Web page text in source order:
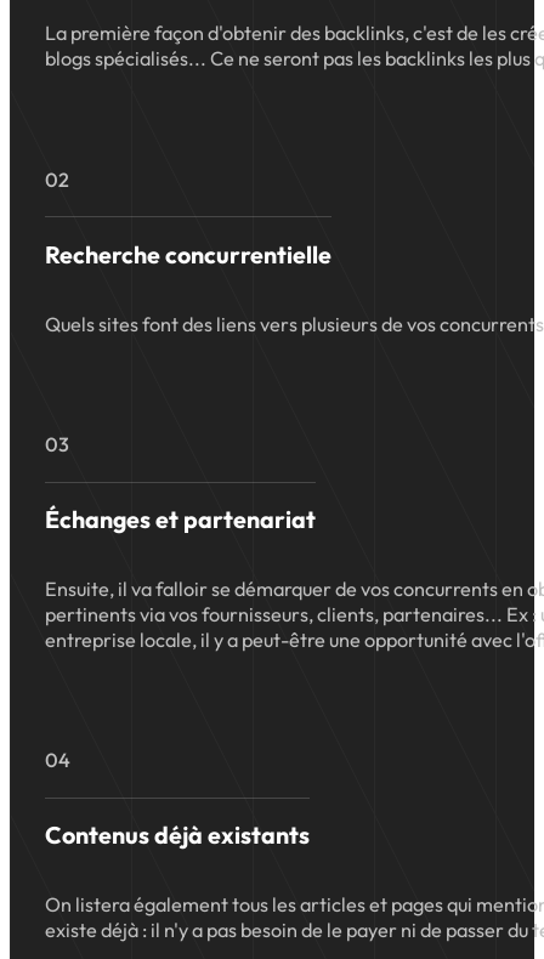
La première façon d'obtenir des backlinks, c'est de les
blogs spécialisés... Ce ne seront pas les backlinks les
02
Recherche concurrentielle
Quels sites font des liens vers plusieurs de vos
03
Échanges et partenariat
Ensuite, il va falloir se démarquer de vos concurrents en
pertinents via vos fournisseurs, clients, partenaires... Ex
entreprise locale, il y a peut-être une opportunité avec
04
Contenus déjà existants
On listera également tous les articles et pages qui
existe déjà : il n'y a pas besoin de le payer ni de passer du